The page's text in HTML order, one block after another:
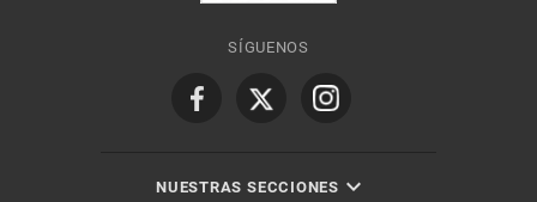
SÍGUENOS
NUESTRAS SECCIONES